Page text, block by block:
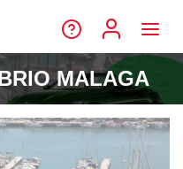
MALAGA